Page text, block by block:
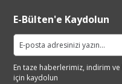
E-Bülten'e Kaydolun
En taze haberlerimiz, indirim ve
için kaydolun